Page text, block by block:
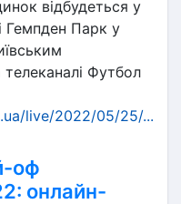
відбудеться у
Гемпден Парк у
Футбол
live/2022/05/25/...
оф
онлайн-